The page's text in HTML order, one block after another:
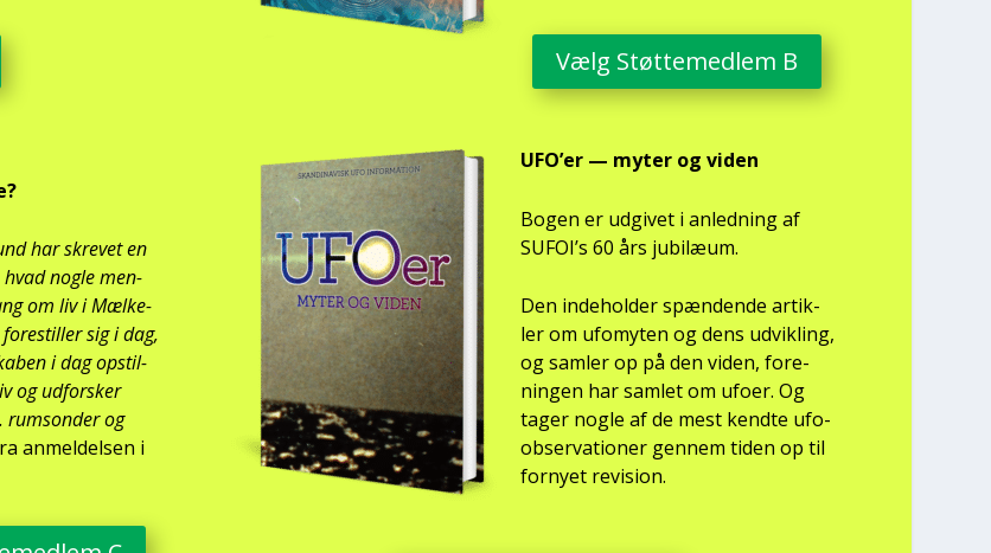
Vælg Støt­te­med­lem B
har skre­vet en
nog­le men­
om liv i Mæl­ke­
sig i dag,
i dag opstil­
og udfor­sker
rum­son­der og
anmel­del­sen i
UFO’er — myter og viden
Bogen er udgi­vet i anled­ning af
SUFOI’s 60 års jubilæum.
Den inde­hol­der spæn­den­de artik­
ler om ufo­myten og dens udvik­ling,
og sam­ler op på den viden, for­e­
nin­gen har sam­let om ufo­er. Og
tager nog­le af de mest kend­te ufo-
obser­va­tio­ner gen­nem tiden op til
for­ny­et revi­sion.